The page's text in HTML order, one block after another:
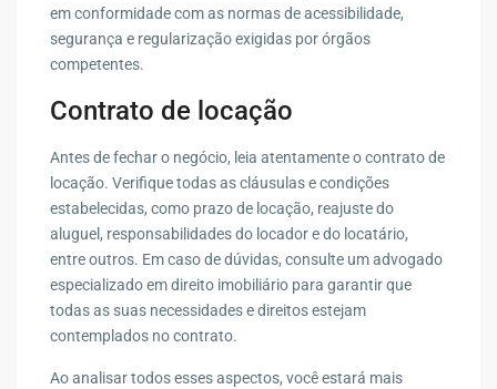
em conformidade com as normas de acessibilidade,
segurança e regularização exigidas por órgãos
competentes.
Contrato de locação
Antes de fechar o negócio, leia atentamente o contrato de
locação. Verifique todas as cláusulas e condições
estabelecidas, como prazo de locação, reajuste do
aluguel, responsabilidades do locador e do locatário,
entre outros. Em caso de dúvidas, consulte um advogado
especializado em direito imobiliário para garantir que
todas as suas necessidades e direitos estejam
contemplados no contrato.
Ao analisar todos esses aspectos, você estará mais